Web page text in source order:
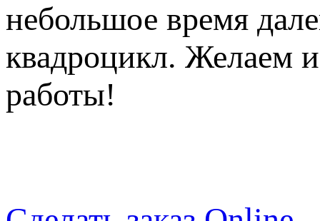
небольшое время
квадроцикл. Желаем
работы!